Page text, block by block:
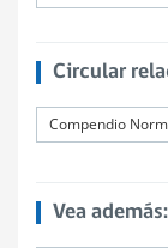
Circular
Compendio
Vea además: